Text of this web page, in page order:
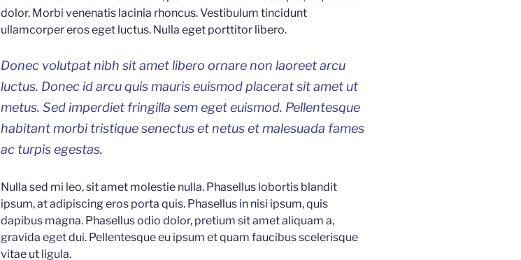
dolor. Morbi venenatis lacinia rhoncus. Vestibulum tincidunt
ullamcorper eros eget luctus. Nulla eget porttitor libero.
Donec volutpat nibh sit amet libero ornare non laoreet arcu
luctus. Donec id arcu quis mauris euismod placerat sit amet ut
metus. Sed imperdiet fringilla sem eget euismod. Pellentesque
habitant morbi tristique senectus et netus et malesuada fames
ac turpis egestas.
Nulla sed mi leo, sit amet molestie nulla. Phasellus lobortis blandit
ipsum, at adipiscing eros porta quis. Phasellus in nisi ipsum, quis
dapibus magna. Phasellus odio dolor, pretium sit amet aliquam a,
gravida eget dui. Pellentesque eu ipsum et quam faucibus scelerisque
vitae ut ligula.